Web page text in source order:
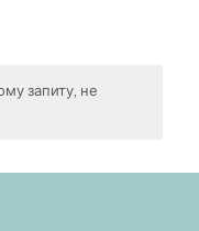
запиту, не